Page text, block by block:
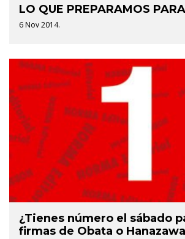
LO QUE PREPARAMOS
6 Nov 2014.
¿Tienes número el sábado
firmas de Obata o